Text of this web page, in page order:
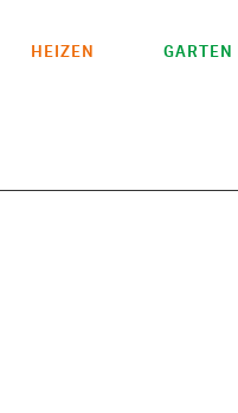
HEIZEN GARTEN